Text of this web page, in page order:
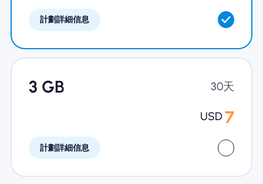
計劃詳細信息
3 GB 30天
USD 7
計劃詳細信息